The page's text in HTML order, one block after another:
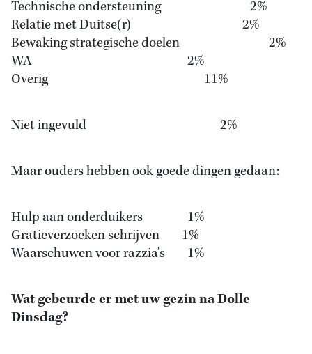
Technische ondersteuning 2%
Relatie met Duitse(r) 2%
Bewaking strategische doelen 2%
WA 2%
Overig 11%
Niet ingevuld 2%
Maar ouders hebben ook goede dingen gedaan:
Hulp aan onderduikers 1%
Gratieverzoeken schrijven 1%
Waarschuwen voor razzia’s 1%
Wat gebeurde er met uw gezin na Dolle
Dinsdag?